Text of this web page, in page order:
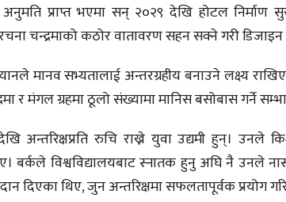
प्राप्त भएमा सन् २०२९ देखि होटल
चन्द्रमाको कठोर वातावरण सहन सक्ने गरी
मानव सभ्यतालाई अन्तरग्रहीय बनाउने लक्ष्य
र मंगल ग्रहमा ठूलो संख्यामा मानिस बसोबास गर्ने
अन्तरिक्षप्रति रुचि राख्ने युवा उद्यमी हुन्। उनले
बर्कले विश्वविद्यालयबाट स्नातक हुनु अघि नै उनले
दिएका थिए, जुन अन्तरिक्षमा सफलतापूर्वक प्रयोग